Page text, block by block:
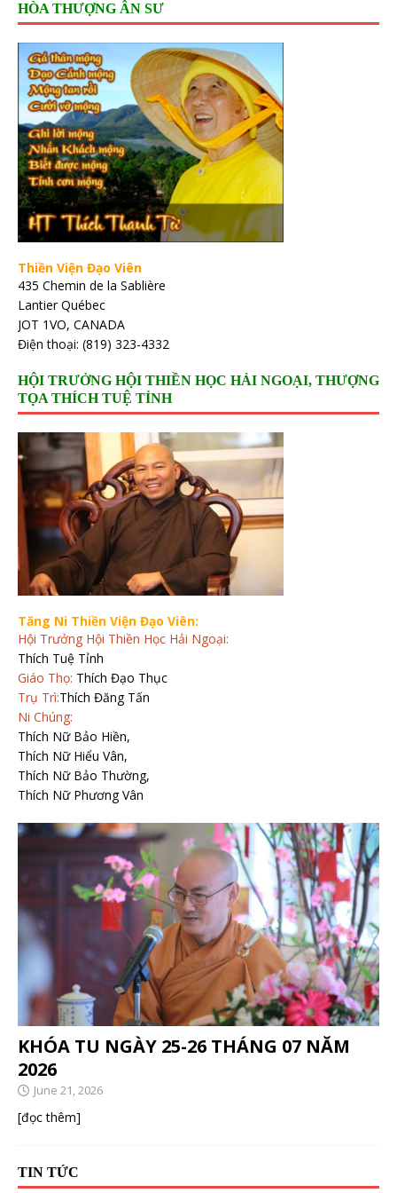
HÒA THƯỢNG ÂN SƯ
Thiền Viện Đạo Viên
435 Chemin de la Sablière
Lantier Québec
JOT 1VO, CANADA
Điện thoại: (819) 323-4332
HỘI TRƯỞNG HỘI THIỀN HỌC HẢI NGOẠI, THƯỢNG
TỌA THÍCH TUỆ TỈNH
Tăng Ni Thiền Viện Đạo Viên:
Hội Trưởng Hội Thiền Học Hải Ngoại:
Thích Tuệ Tỉnh
Giáo Thọ: Thích Đạo Thục
Trụ Trì:Thích Đăng Tấn
Ni Chúng:
Thích Nữ Bảo Hiền,
Thích Nữ Hiểu Vân,
Thích Nữ Bảo Thường,
Thích Nữ Phương Vân
KHÓA TU NGÀY 25-26 THÁNG 07 NĂM
2026
June 21, 2026
[đọc thêm]
TIN TỨC